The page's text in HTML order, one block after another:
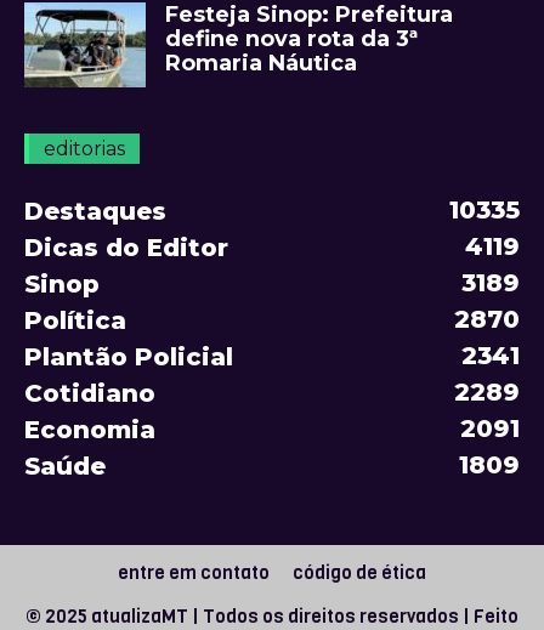
Festeja Sinop: Prefeitura
define nova rota da 3ª
Romaria Náutica
editorias
Destaques
10335
Dicas do Editor
4119
Sinop
3189
Política
2870
Plantão Policial
2341
Cotidiano
2289
Economia
2091
Saúde
1809
entre em contato
código de ética
© 2025 atualizaMT | Todos os direitos reservados | Feito